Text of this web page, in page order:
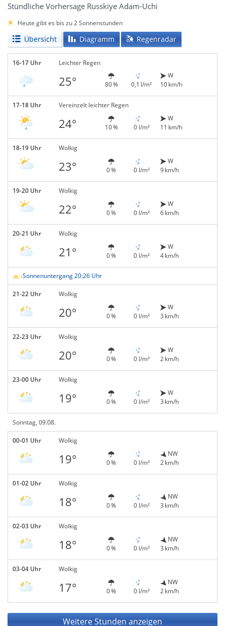
Stündliche Vorhersage Russkiye Adam-Uchi
Heute gibt es bis zu 2 Sonnenstunden
Übersicht Diagramm Regenradar
16-17 Uhr Leichter Regen
25° 80 % 0,1 l/m²
W
10 km/h
17-18 Uhr Vereinzelt leichter Regen
24° 10 % 0 l/m²
W
11 km/h
18-19 Uhr Wolkig
23° 0 % 0 l/m²
W
9 km/h
19-20 Uhr Wolkig
22° 0 % 0 l/m²
W
6 km/h
20-21 Uhr Wolkig
21° 0 % 0 l/m²
W
4 km/h
Sonnenuntergang 20:26 Uhr
21-22 Uhr Wolkig
20° 0 % 0 l/m²
W
3 km/h
22-23 Uhr Wolkig
20° 0 % 0 l/m²
W
2 km/h
23-00 Uhr Wolkig
19° 0 % 0 l/m²
W
3 km/h
Sonntag, 09.08.
00-01 Uhr Wolkig
19° 0 % 0 l/m²
NW
2 km/h
01-02 Uhr Wolkig
18° 0 % 0 l/m²
NW
3 km/h
02-03 Uhr Wolkig
18° 0 % 0 l/m²
NW
3 km/h
03-04 Uhr Wolkig
17° 0 % 0 l/m²
NW
2 km/h
Weitere Stunden anzeigen